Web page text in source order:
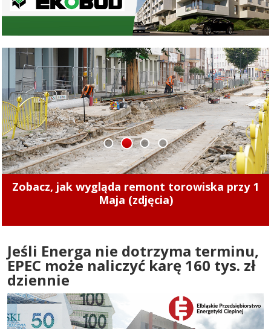
Zmiany cen ciepła w Elblągu. Nowe stawki
zaczęły obowiązywać od 1 sierpnia 2026 r.
1 2 3 4
Jeśli Energa nie dotrzyma terminu,
EPEC może naliczyć karę 160 tys. zł
dziennie